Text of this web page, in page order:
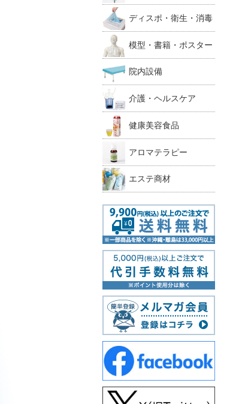
ディスポ・衛生・消毒
模型・書籍・ポスター
院内設備
介護・ヘルスケア
健康美容食品
アロマテラピー
エステ商材